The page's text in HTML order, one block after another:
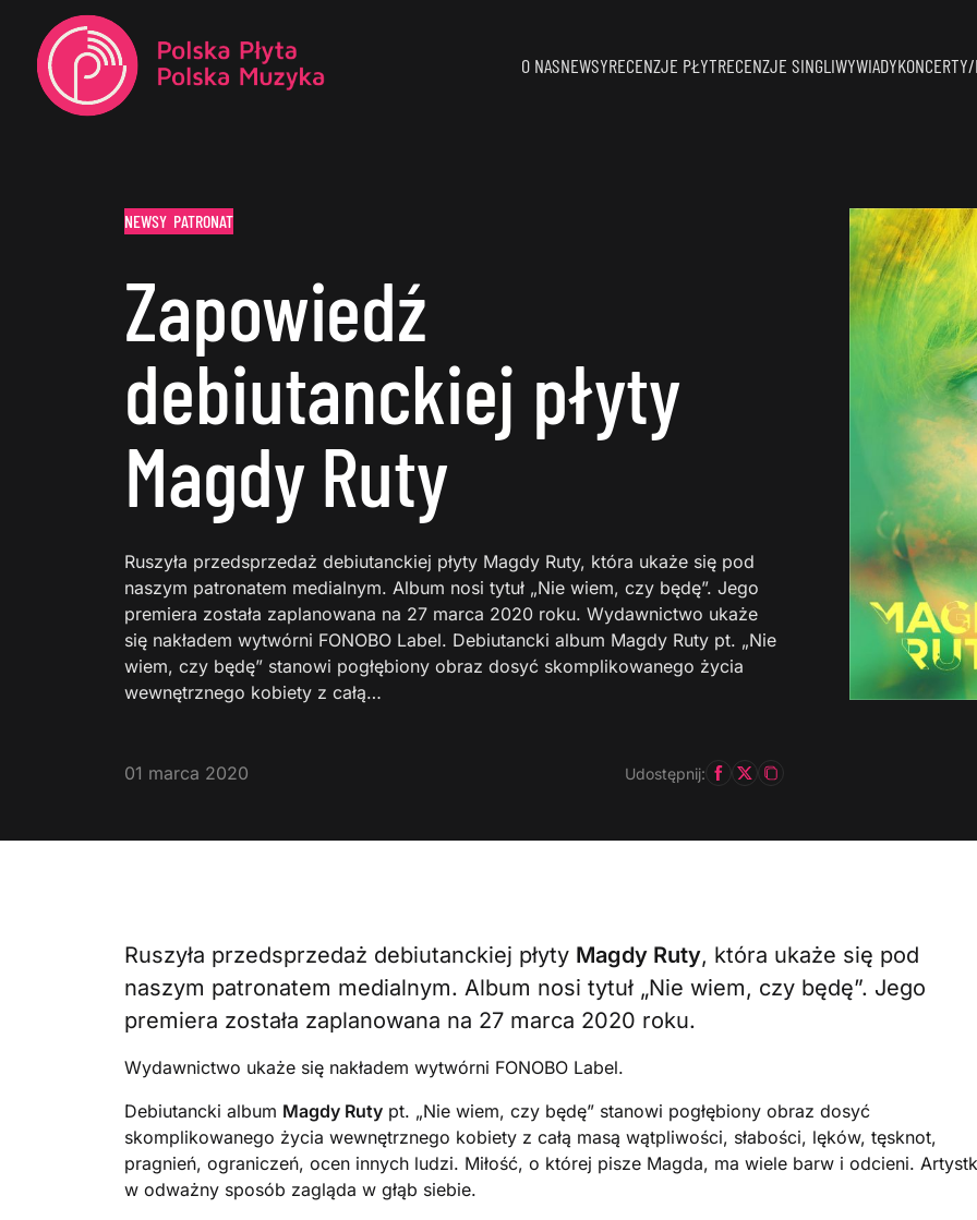
O NASNEWSYRECENZJE PŁYTRECENZJE SINGLIWYWIADY
NEWSY PATRONAT
Zapowiedź
debiutanckiej płyty
Magdy Ruty
Ruszyła przedsprzedaż debiutanckiej płyty Magdy Ruty, która ukaże się pod
naszym patronatem medialnym. Album nosi tytuł „Nie wiem, czy będę”. Jego
premiera została zaplanowana na 27 marca 2020 roku. Wydawnictwo ukaże
się nakładem wytwórni FONOBO Label. Debiutancki album Magdy Ruty pt. „Nie
wiem, czy będę” stanowi pogłębiony obraz dosyć skomplikowanego życia
wewnętrznego kobiety z całą…
01 marca 2020 Udostępnij:
Ruszyła przedsprzedaż debiutanckiej płyty Magdy Ruty, która ukaże się pod
naszym patronatem medialnym. Album nosi tytuł „Nie wiem, czy będę”. Jego
premiera została zaplanowana na 27 marca 2020 roku.
Wydawnictwo ukaże się nakładem wytwórni FONOBO Label.
Debiutancki album Magdy Ruty pt. „Nie wiem, czy będę” stanowi pogłębiony obraz dosyć
skomplikowanego życia wewnętrznego kobiety z całą masą wątpliwości, słabości, lęków, tęsknot,
pragnień, ograniczeń, ocen innych ludzi. Miłość, o której pisze Magda, ma wiele barw i odcieni.
w odważny sposób zagląda w głąb siebie.